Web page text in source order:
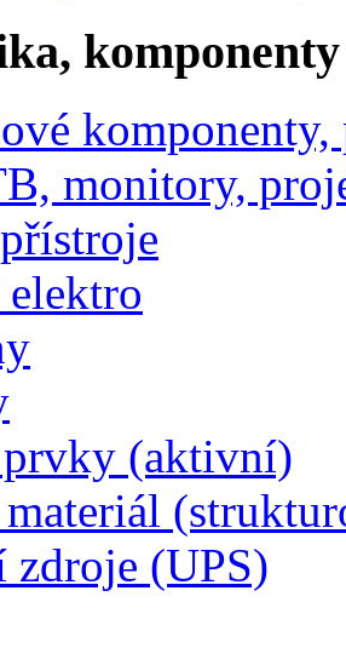
komponenty
monitory,
(aktivní)
zdroje (UPS)